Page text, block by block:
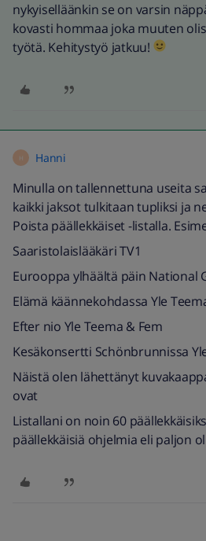
nykyiselläänkin se on varsin
kovasti hommaa joka muuten
työtä. Kehitystyö jatkuu!
H Hanni
Minulla on tallennettuna useita
kaikki jaksot tulkitaan tupliksi ja
Poista päällekkäiset -listalla.
Saaristolaislääkäri TV1
Eurooppa ylhäältä päin National
Elämä käännekohdassa Yle
Efter nio Yle Teema & Fem
Kesäkonsertti Schönbrunnissa
Näistä olen lähettänyt
ovat
Listallani on noin 60
päällekkäisiä ohjelmia eli paljon